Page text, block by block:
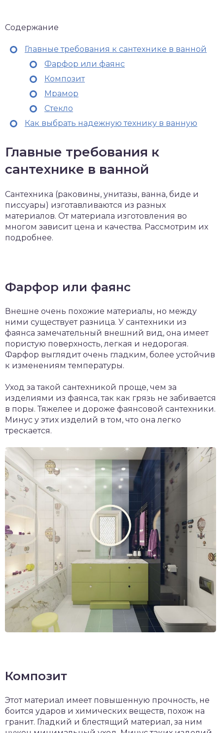
Содержание
Главные требования к сантехнике в ванной
Фарфор или фаянс
Композит
Мрамор
Стекло
Как выбрать надежную технику в ванную
Главные требования к
сантехнике в ванной
Сантехника (раковины, унитазы, ванна, биде и
писсуары) изготавливаются из разных
материалов. От материала изготовления во
многом зависит цена и качества. Рассмотрим их
подробнее.
Фарфор или фаянс
Внешне очень похожие материалы, но между
ними существует разница. У сантехники из
фаянса замечательный внешний вид, она имеет
пористую поверхность, легкая и недорогая.
Фарфор выглядит очень гладким, более устойчив
к изменениям температуры.
Уход за такой сантехникой проще, чем за
изделиями из фаянса, так как грязь не забивается
в поры. Тяжелее и дороже фаянсовой сантехники.
Минус у этих изделий в том, что она легко
трескается.
Композит
Этот материал имеет повышенную прочность, не
боится ударов и химических веществ, похож на
гранит. Гладкий и блестящий материал, за ним